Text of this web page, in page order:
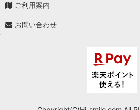
ご利用案内
お問い合わせ